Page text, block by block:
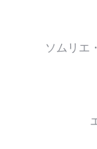
ソムリエ